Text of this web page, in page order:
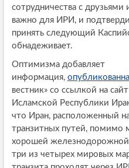
сотрудничества с
важно для ИРИ, и
принять следующий
обнадеживает.
Оптимизма добавляет
информация,
вестник» со ссылкой на
Исламской Республики
что Иран, расположенный
транзитных путей, помимо
хорошей железнодорожной
три из четырех мировых